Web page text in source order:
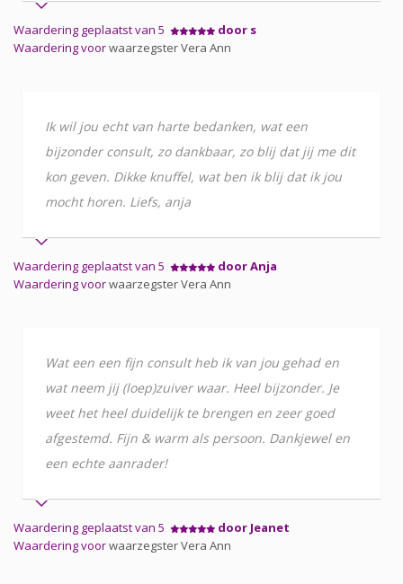
Waardering geplaatst van 5
door s
Waardering voorwaarzegster Vera Ann
Ik wil jou echt van harte bedanken, wat een
bijzonder consult, zo dankbaar, zo blij dat jij me dit
kon geven. Dikke knuffel, wat ben ik blij dat ik jou
mocht horen. Liefs, anja
Waardering geplaatst van 5
door Anja
Waardering voorwaarzegster Vera Ann
Wat een een fijn consult heb ik van jou gehad en
wat neem jij (loep)zuiver waar. Heel bijzonder. Je
weet het heel duidelijk te brengen en zeer goed
afgestemd. Fijn & warm als persoon. Dankjewel en
een echte aanrader!
Waardering geplaatst van 5
door Jeanet
Waardering voorwaarzegster Vera Ann